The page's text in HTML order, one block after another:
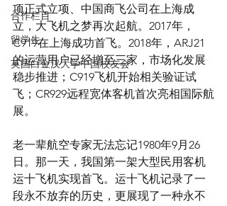
合作栏目
留学生
英国白金汉大学中国校友会
项正式立项、中国商飞公司在上海成
立，大飞机之梦再次起航。2017年，
C919在上海成功首飞。2018年，ARJ21
的运营用户已经增至三家，市场化发展
稳步推进；C919飞机开始相关验证试
飞；CR929远程宽体客机首次亮相国际航
展。
老一辈航空专家无法忘记1980年9月26
日。那一天，我国第一架大型民用客机
运十飞机实现首飞。运十飞机记录了一
段永不放弃的历史，更展现了一种永不